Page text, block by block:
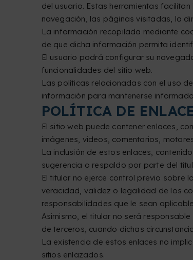
del usuario. Estas herramientas
navegación, las páginas visitadas, la
La información recopilada mediante
de que dicha información permita
El usuario podrá configurar su
funcionalidades del sitio web.
Las políticas relacionadas con el uso
información para mantenerse
POLÍTICA DE
El sitio web puede contener enlaces,
imágenes, videos, comentarios,
La inclusión de estos enlaces,
sugerencia o respaldo por parte del
El titular no ejerce control previo sobre
veracidad, validez o legalidad de los
responsabilidades que le sean
Asimismo, el titular no será
de terceros, cuando dichas
La existencia de estos enlaces no
sitios enlazados.